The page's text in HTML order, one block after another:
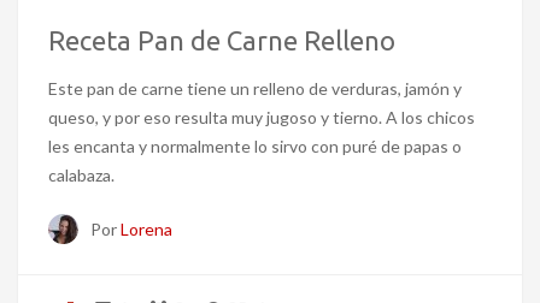
Receta Pan de Carne Relleno
Este pan de carne tiene un relleno de verduras, jamón y
queso, y por eso resulta muy jugoso y tierno. A los chicos
les encanta y normalmente lo sirvo con puré de papas o
calabaza.
PorLorena